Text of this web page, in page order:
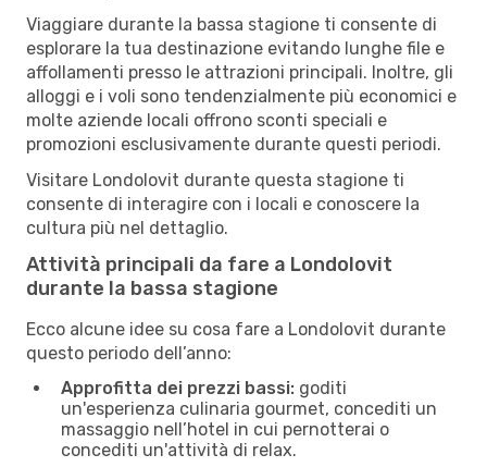
Viaggiare durante la bassa stagione ti consente di
esplorare la tua destinazione evitando lunghe file e
affollamenti presso le attrazioni principali. Inoltre, gli
alloggi e i voli sono tendenzialmente più economici e
molte aziende locali offrono sconti speciali e
promozioni esclusivamente durante questi periodi.
Visitare Londolovit durante questa stagione ti
consente di interagire con i locali e conoscere la
cultura più nel dettaglio.
Attività principali da fare a Londolovit
durante la bassa stagione
Ecco alcune idee su cosa fare a Londolovit durante
questo periodo dell’anno:
Approfitta dei prezzi bassi: goditi
un'esperienza culinaria gourmet, concediti un
massaggio nell’hotel in cui pernotterai o
concediti un'attività di relax.